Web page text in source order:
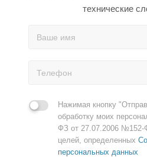
технические
Нажимая кнопку
обработку моих
ФЗ от 27.07.2006 №152-
целей, определенных
персональных данных